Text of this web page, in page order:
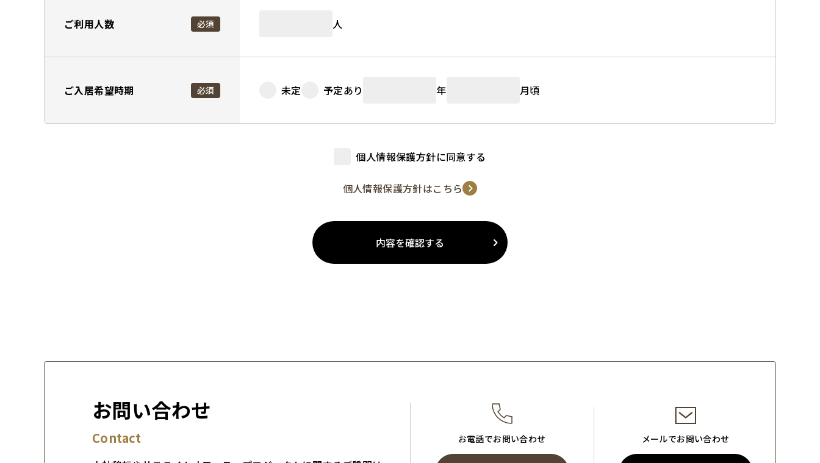
ご利用人数 必須 人
ご入居希望時期 必須 未定 予定あり 年 月頃
個人情報保護方針に同意する
個人情報保護方針はこちら
内容を確認する
お問い合わせ
Contact お電話でお問い合わせ メールでお問い合わせ